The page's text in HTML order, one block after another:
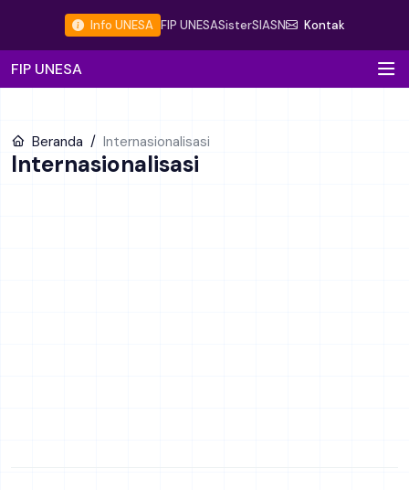
Info UNESA FIP UNESASisterSIASN Kontak
FIP UNESA
Beranda Internasionalisasi
Internasionalisasi